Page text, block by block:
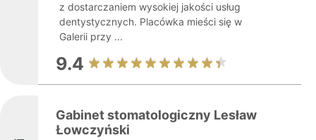
z dostarczaniem wysokiej jakości usług
dentystycznych. Placówka mieści się w
Galerii przy ...
9.4
Gabinet stomatologiczny Lesław
Łowczyński